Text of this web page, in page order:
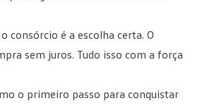
consórcio é a escolha certa. O
sem juros. Tudo isso com a força
o primeiro passo para conquistar